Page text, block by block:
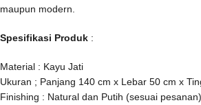
maupun modern.
Spesifikasi Produk :
Material : Kayu Jati
Ukuran ; Panjang 140 cm x Lebar 50 cm x
Finishing : Natural dan Putih (sesuai pesanan)